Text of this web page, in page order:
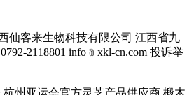
仙客来生物科技有限公司 江西省九
2118801 info﹫xkl-cn.com 投诉举
州亚运会官方灵芝产品供应商 椴木